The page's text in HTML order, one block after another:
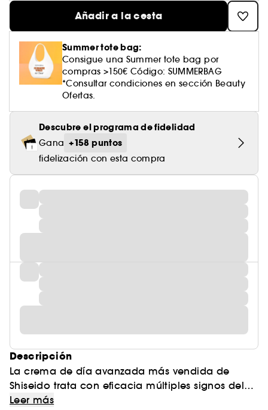
Añadir a la cesta
Summer tote bag:
Consigue una Summer tote bag por
compras >150€ Código: SUMMERBAG
*Consultar condiciones en sección Beauty
Ofertas.
Descubre el programa de fidelidad
Gana +158 puntos
fidelización con esta compra
Descripción
La crema de día avanzada más vendida de
Shiseido trata con eficacia múltiples signos del
envejecimiento y deja la piel más tersa, firme y
Leer más